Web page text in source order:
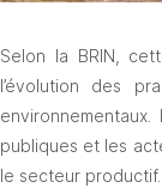
Selon la BRIN,
l’évolution des
publiques et les
le secteur productif.